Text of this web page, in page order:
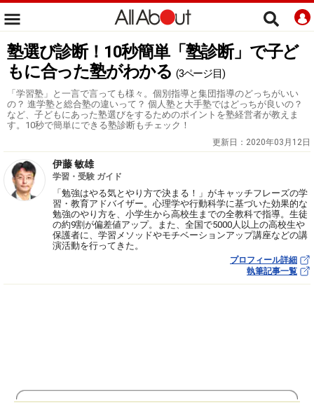
塾選び診断！10秒簡単「塾診断」で子ど
もに合った塾がわかる (3ページ目)
「学習塾」と一言で言っても様々。個別指導と集団指導のどっちがいい
の？ 進学塾と総合塾の違いって？ 個人塾と大手塾ではどっちが良いの？
など、子どもにあった塾選びをするためのポイントを塾経営者が教えま
す。10秒で簡単にできる塾診断もチェック！
更新日： 2020年03月12日
伊藤 敏雄
学習・受験 ガイド
「勉強はやる気とやり方で決まる！」がキャッチフレーズの学
習・教育アドバイザー。心理学や行動科学に基づいた効果的な
勉強のやり方を、小学生から高校生までの全教科で指導。生徒
の約9割が偏差値アップ。また、全国で5000人以上の高校生や
保護者に、学習メソッドやモチベーションアップ講座などの講
演活動を行ってきた。
プロフィール詳細
執筆記事一覧